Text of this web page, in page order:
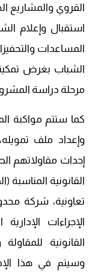
القروي والمشاريع
استقبال وإعلام
المساعدات
الشباب بغرض
مرحلة دراسة
كما ستتم مواكبة
وإعداد ملف
إحداث مقاولاتهم
القانونية المناسبة
تعاونية، شركة
الإجراءات
القانونية
وسيتم في هذا